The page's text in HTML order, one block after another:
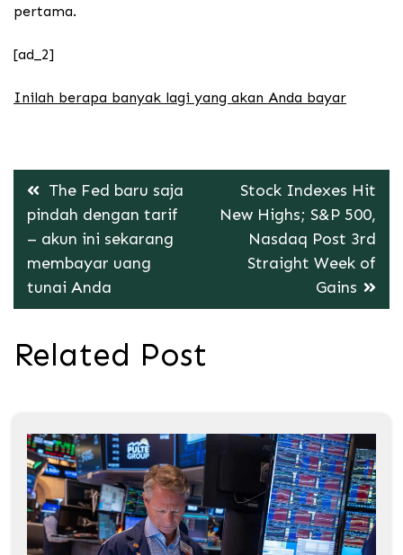
pertama.
[ad_2]
Inilah berapa banyak lagi yang akan Anda bayar
Post
navigation
The Fed baru saja
pindah dengan tarif
– akun ini sekarang
membayar uang
tunai Anda
Stock Indexes Hit
New Highs; S&P 500,
Nasdaq Post 3rd
Straight Week of
Gains
Related Post